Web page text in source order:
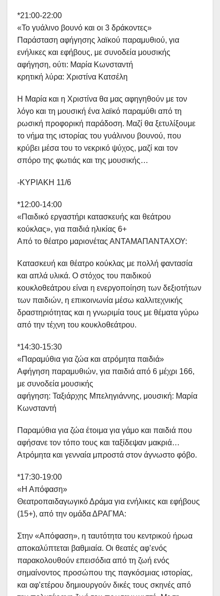
*21:00-22:00
«Το γυάλινο βουνό και οι 3 δράκοντες»
Παράσταση αφήγησης λαϊκού παραμυθιού, για
ενήλικες και εφήβους, με συνοδεία μουσικής
αφήγηση, ούτι: Μαρία Κωνσταντή
κρητική λύρα: Χριστίνα Κατσέλη
Η Μαρία και η Χριστίνα θα μας αφηγηθούν με τον
λόγο και τη μουσική ένα λαϊκό παραμύθι από τη
ρωσική προφορική παράδοση. Μαζί θα ξετυλίξουμε
το νήμα της ιστορίας του γυάλινου βουνού, που
κρύβει μέσα του το νεκρικό ψύχος, μαζί και τον
σπόρο της φωτιάς και της μουσικής…
-ΚΥΡΙΑΚΗ 11/6
*12:00-14:00
«Παιδικό εργαστήρι κατασκευής και θεάτρου
κούκλας», για παιδιά ηλικίας 6+
Από το θέατρο μαριονέτας ΑΝΤΑΜΑΠΑΝΤΑΧΟΥ:
Κατασκευή και θέατρο κούκλας με πολλή φαντασία
και απλά υλικά. Ο στόχος του παιδικού
κουκλοθεάτρου είναι η ενεργοποίηση των δεξιοτήτων
των παιδιών, η επικοινωνία μέσω καλλιτεχνικής
δραστηριότητας και η γνωριμία τους με θέματα γύρω
από την τέχνη του κουκλοθεάτρου.
*14:30-15:30
«Παραμύθια για ζώα και ατρόμητα παιδιά»
Αφήγηση παραμυθιών, για παιδιά από 6 μέχρι 166,
με συνοδεία μουσικής
αφήγηση: Ταξιάρχης Μπεληγιάννης, μουσική: Μαρία
Κωνσταντή
Παραμύθια για ζώα έτοιμα για γάμο και παιδιά που
αφήσανε τον τόπο τους και ταξίδεψαν μακριά…
Ατρόμητα και γενναία μπροστά στον άγνωστο φόβο.
*17:30-19:00
«Η Απόφαση»
Θεατροπαιδαγωγικό Δράμα για ενήλικες και εφήβους
(15+), από την ομάδα ΔΡΑΓΜΑ:
Στην «Απόφαση», η ταυτότητα του κεντρικού ήρωα
αποκαλύπτεται βαθμιαία. Οι θεατές αφ’ενός
παρακολουθούν επεισόδια από τη ζωή ενός
σημαίνοντος προσώπου της παγκόσμιας ιστορίας,
και αφ’ετέρου δημιουργούν δικές τους σκηνές από